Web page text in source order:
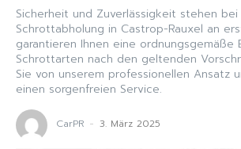
Sicherheit und Zuverlässigkeit stehen
Schrottabholung in Castrop-Rauxel an
garantieren Ihnen eine ordnungsgemäße
Schrottarten nach den geltenden
Sie von unserem professionellen Ansatz
einen sorgenfreien Service.
CarPR - 3. März 2025